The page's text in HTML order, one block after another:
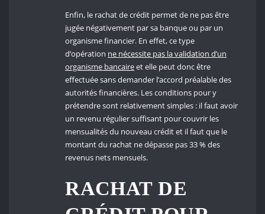
Enfin, le rachat de crédit permet de ne pas être
jugée négativement par sa banque ou par un
organisme financier. En effet, ce type
d’opération ne nécessite pas la validation d’un
organisme bancaireet elle peut donc être
effectuée sans demander l’accord préalable des
autorités financières. Les conditions pour y
prétendre sont relativement simples : il faut avoir
un revenu régulier suffisant pour couvrir les
mensualités du nouveau crédit et il faut que le
montant du rachat ne dépasse pas 33 % des
revenus nets mensuels.
RACHAT DE